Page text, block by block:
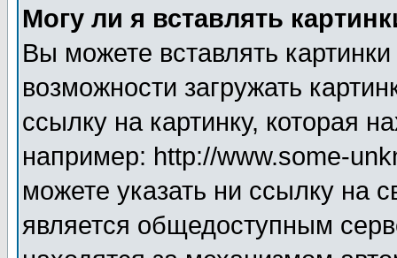
Могу ли я вставлять
Вы можете вставлять
возможности загружать
ссылку на картинку, которая
например: http://www.some-
можете указать ни ссылку на
является общедоступным